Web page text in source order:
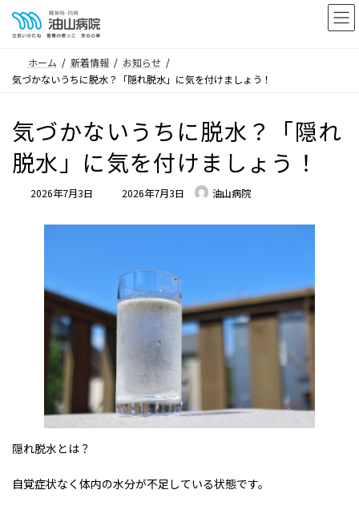
ホーム 新着情報
お知らせ
気づかないうちに脱水？「隠れ脱水」に気を付けましょう！
気づかないうちに脱水？「隠れ
脱水」に気を付けましょう！
2026年7月3日
最
更
時
:
2026年7月3日 油山病院
隠れ脱水とは？
自覚症状なく体内の水分が不足している状態です。